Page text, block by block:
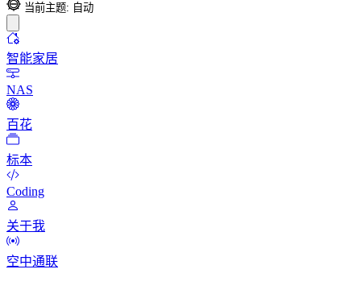
当前主题: 自动
智能家居
NAS
百花
标本
Coding
关于我
空中通联